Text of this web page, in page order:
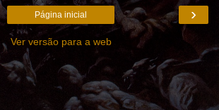
›
Página inicial
Ver versão para a web